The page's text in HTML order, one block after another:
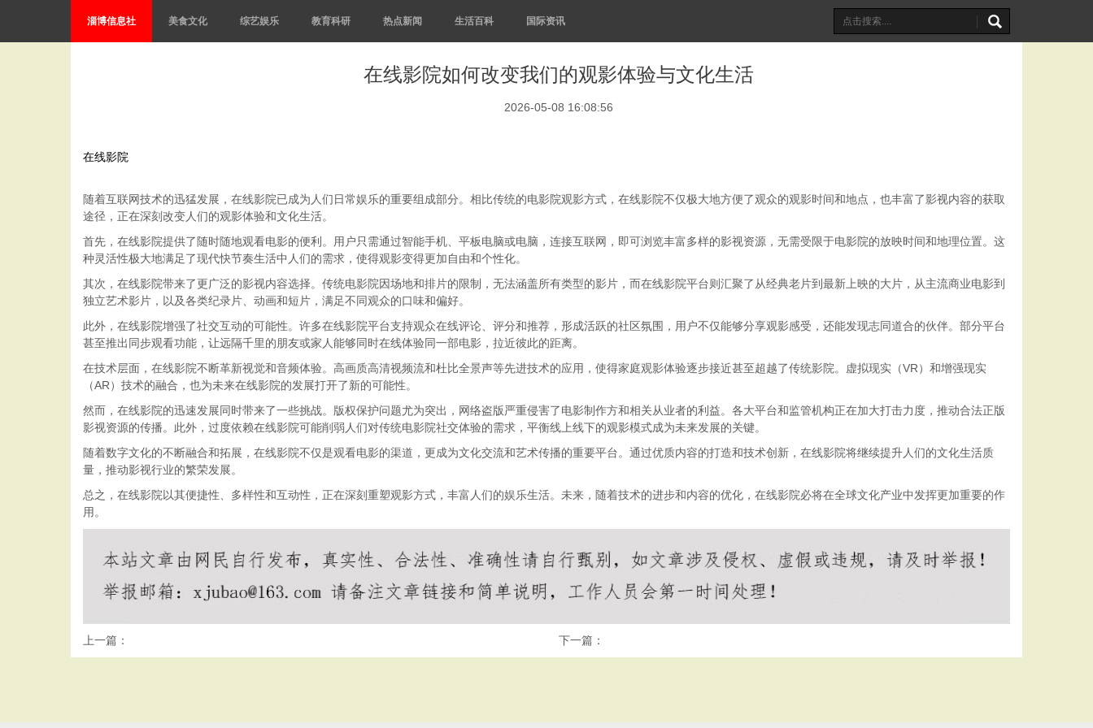
淄博信息社 美食文化 综艺娱乐 教育科研 热点新闻 生活百科 国际资讯
在线影院如何改变我们的观影体验与文化生活
2026-05-08 16:08:56
在线影院
随着互联网技术的迅猛发展，在线影院已成为人们日常娱乐的重要组成部分。相比传统的电影院观影方式，在线影院不仅极大地方便了观众的观影时间和地点，也丰富了影视内容的获取
途径，正在深刻改变人们的观影体验和文化生活。
首先，在线影院提供了随时随地观看电影的便利。用户只需通过智能手机、平板电脑或电脑，连接互联网，即可浏览丰富多样的影视资源，无需受限于电影院的放映时间和地理位置。这
种灵活性极大地满足了现代快节奏生活中人们的需求，使得观影变得更加自由和个性化。
其次，在线影院带来了更广泛的影视内容选择。传统电影院因场地和排片的限制，无法涵盖所有类型的影片，而在线影院平台则汇聚了从经典老片到最新上映的大片，从主流商业电影到
独立艺术影片，以及各类纪录片、动画和短片，满足不同观众的口味和偏好。
此外，在线影院增强了社交互动的可能性。许多在线影院平台支持观众在线评论、评分和推荐，形成活跃的社区氛围，用户不仅能够分享观影感受，还能发现志同道合的伙伴。部分平台
甚至推出同步观看功能，让远隔千里的朋友或家人能够同时在线体验同一部电影，拉近彼此的距离。
在技术层面，在线影院不断革新视觉和音频体验。高画质高清视频流和杜比全景声等先进技术的应用，使得家庭观影体验逐步接近甚至超越了传统影院。虚拟现实（VR）和增强现实
（AR）技术的融合，也为未来在线影院的发展打开了新的可能性。
然而，在线影院的迅速发展同时带来了一些挑战。版权保护问题尤为突出，网络盗版严重侵害了电影制作方和相关从业者的利益。各大平台和监管机构正在加大打击力度，推动合法正版
影视资源的传播。此外，过度依赖在线影院可能削弱人们对传统电影院社交体验的需求，平衡线上线下的观影模式成为未来发展的关键。
随着数字文化的不断融合和拓展，在线影院不仅是观看电影的渠道，更成为文化交流和艺术传播的重要平台。通过优质内容的打造和技术创新，在线影院将继续提升人们的文化生活质
量，推动影视行业的繁荣发展。
总之，在线影院以其便捷性、多样性和互动性，正在深刻重塑观影方式，丰富人们的娱乐生活。未来，随着技术的进步和内容的优化，在线影院必将在全球文化产业中发挥更加重要的作
用。
上一篇： 下一篇：